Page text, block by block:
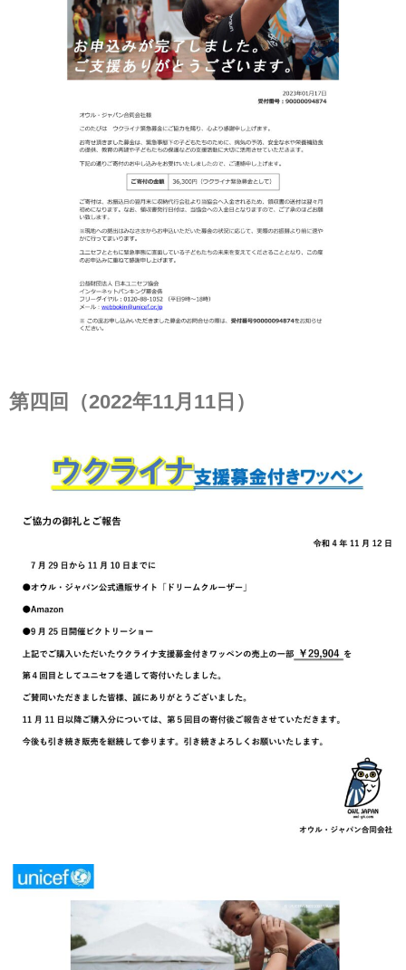
第四回（2022年11月11日）